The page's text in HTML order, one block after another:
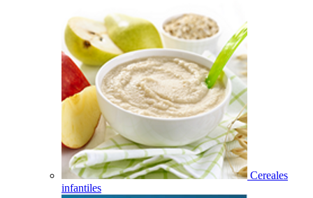
Cereales
infantiles